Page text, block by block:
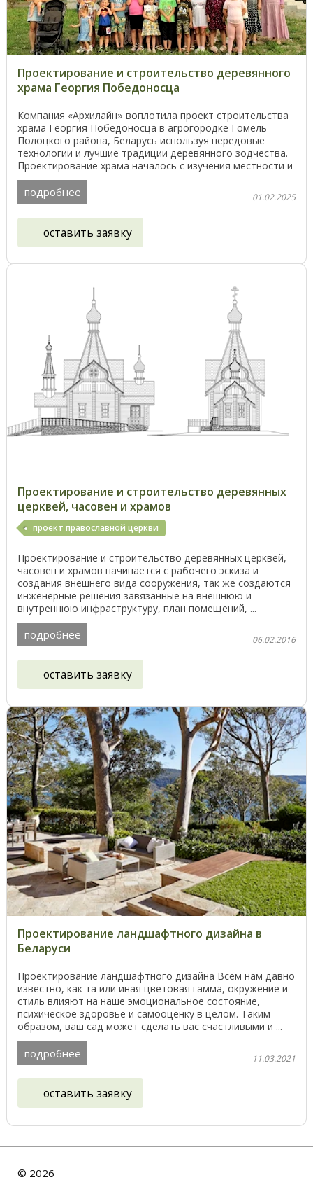
Проектирование и строительство деревянного
храма Георгия Победоносца
Компания «Архилайн» воплотила проект строительства
храма Георгия Победоносца в агрогородке Гомель
Полоцкого района, Беларусь используя передовые
технологии и лучшие традиции деревянного зодчества.
Проектирование храма началось с изучения местности и
...
подробнее 01.02.2025
оставить заявку
Проектирование и строительство деревянных
церквей, часовен и храмов
проект православной церкви
Проектирование и строительство деревянных церквей,
часовен и храмов начинается с рабочего эскиза и
создания внешнего вида сооружения, так же создаются
инженерные решения завязанные на внешнюю и
внутреннюю инфраструктуру, план помещений, ...
подробнее 06.02.2016
оставить заявку
Проектирование ландшафтного дизайна в
Беларуси
Проектирование ландшафтного дизайна Всем нам давно
известно, как та или иная цветовая гамма, окружение и
стиль влияют на наше эмоциональное состояние,
психическое здоровье и самооценку в целом. Таким
образом, ваш сад может сделать вас счастливыми и ...
подробнее 11.03.2021
оставить заявку
© 2026